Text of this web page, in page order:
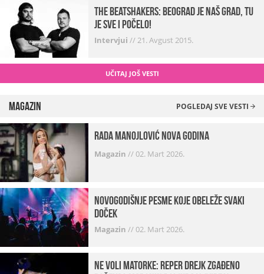
The Beatshakers: Beograd je naš grad, tu
je sve i počelo!
Intervjui //21. Avgust 2015.
UČITAJ JOŠ VESTI
Magazin POGLEDAJ SVE VESTI
Rada Manojlović Nova godina
Magazin //02. Mart 2026.
Novogodišnje pesme koje obeleže svaki
Doček
Magazin //02. Mart 2026.
Ne voli matorke: Reper Drejk zgađeno